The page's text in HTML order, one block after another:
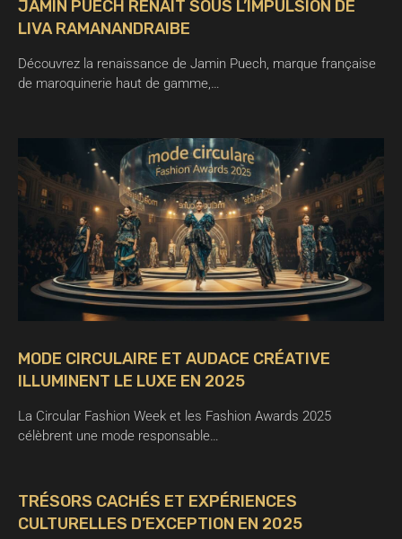
JAMIN PUECH RENAÎT SOUS L’IMPULSION DE
LIVA RAMANANDRAIBE
Découvrez la renaissance de Jamin Puech, marque française
de maroquinerie haut de gamme,…
MODE CIRCULAIRE ET AUDACE CRÉATIVE
ILLUMINENT LE LUXE EN 2025
La Circular Fashion Week et les Fashion Awards 2025
célèbrent une mode responsable…
TRÉSORS CACHÉS ET EXPÉRIENCES
CULTURELLES D’EXCEPTION EN 2025